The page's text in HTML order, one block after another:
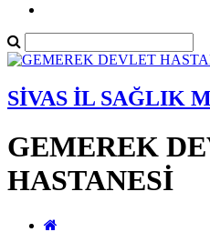
SİVAS İL SAĞLIK
GEMEREK
HASTANESİ